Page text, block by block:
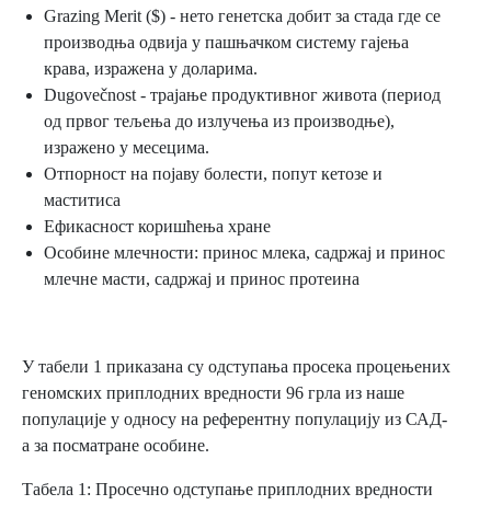
Grazing Merit ($) - нето генетска добит за стада где се
производња одвија у пашњачком систему гајења
крава, изражена у доларима.
Dugovečnost - трајање продуктивног живота (период
од првог тељења до излучења из производње),
изражено у месецима.
Отпорност на појаву болести, попут кетозе и
маститиса
Ефикасност коришћења хране
Особине млечности: принос млека, садржај и принос
млечне масти, садржај и принос протеина
У табели 1 приказана су одступања просека процењених
геномских приплодних вредности 96 грла из наше
популације у односу на референтну популацију из САД-
а за посматране особине.
Табела 1: Просечно одступање приплодних вредности